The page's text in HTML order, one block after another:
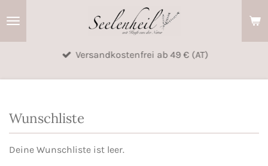
Versandkostenfrei ab 49 € (AT)
Wunschliste
Deine Wunschliste ist leer.